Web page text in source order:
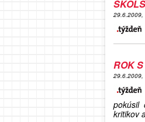
29.6.2009,
ROK
29.6.2009,
pokúsil
kritikov